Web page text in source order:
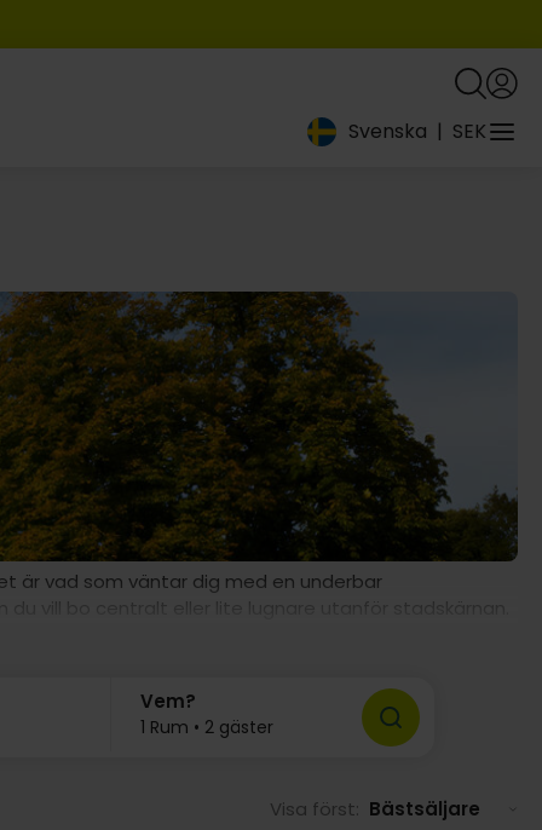
Svenska | SEK
är vad som väntar dig med en underbar
vill bo centralt eller lite lugnare utanför stadskärnan.
Vem?
1 Rum • 2 gäster
Visa först: Bästsäljare